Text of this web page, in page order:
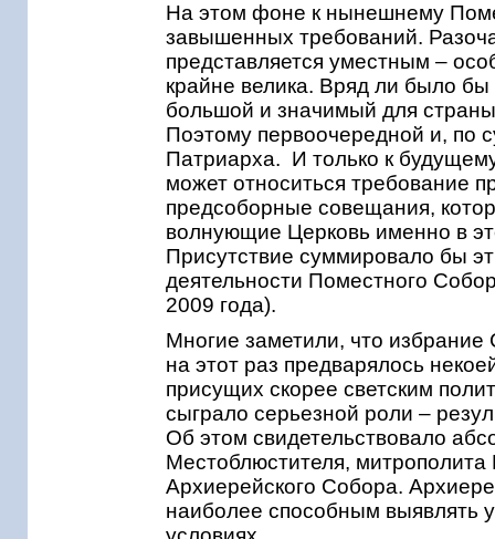
На этом фоне к нынешнему
завышенных требований.
представляется уместным –
крайне велика. Вряд ли было бы
большой и значимый для
Поэтому первоочередной и, по
Патриарха. И только к
может относиться требование
предсоборные совещания,
волнующие Церковь именно в
Присутствие суммировало бы
деятельности Поместного
2009 года).
Многие заметили, что
на этот раз предварялось
присущих скорее светским
сыграло серьезной роли –
Об этом свидетельствовало
Местоблюстителя, митрополита
Архиерейского Собора.
наиболее способным выявлять